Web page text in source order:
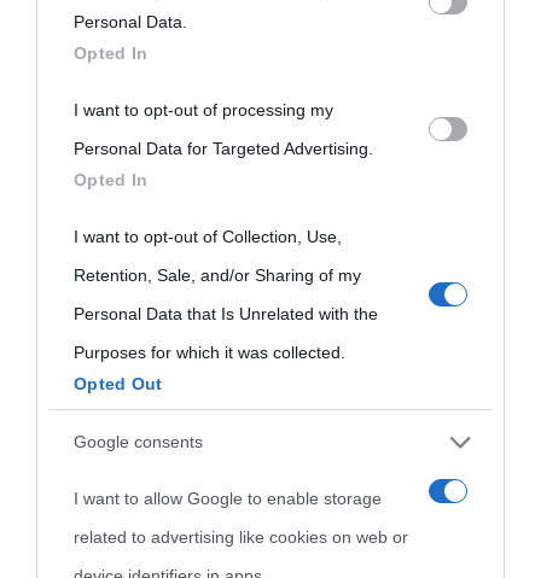
on the IAB’s List of Downstream Participants that may further
disclose it to other third parties.
Please note that this website/app uses one or more Google
services and may gather and store information including but
not limited to your visit or usage behaviour. You may click to
grant or deny consent to Google and its third-party tags to
use your data for below specified purposes in below Google
consent section.
Personal Data.
Opted In
I want to opt-out of processing my
Personal Data for Targeted Advertising.
Opted In
I want to opt-out of Collection, Use,
Retention, Sale, and/or Sharing of my
Personal Data that Is Unrelated with the
Purposes for which it was collected.
Opted Out
Google consents
I want to allow Google to enable storage
related to advertising like cookies on web or
Cultura
Cultura è un blog del sito Biografieonline © 2012-2025 •
come Affiliato Amazon il sito ricava commissioni sugli acquisti